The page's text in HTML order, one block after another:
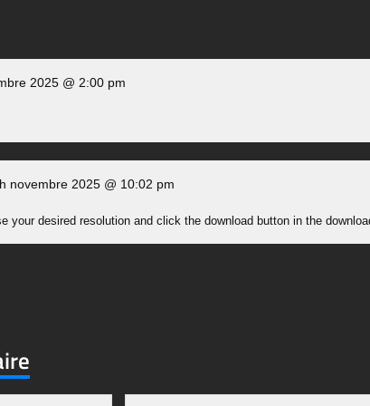
2025 @ 2:00 pm
novembre 2025 @ 10:02 pm
your desired resolution and click the download button in the